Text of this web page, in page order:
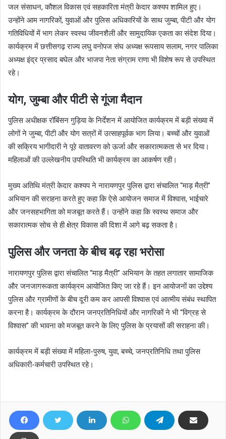
जल संसाधन, कौशल विकास एवं सहकारिता मंत्री केदार कश्यप शामिल हुए।
उन्होंने आम नागरिकों, युवाओं और पुलिस अधिकारियों के साथ जुम्बा, पीटी और योग
गतिविधियों में भाग लेकर स्वस्थ जीवनशैली और सामुदायिक एकता का संदेश दिया।
कार्यक्रम में छत्तीसगढ़ राज्य लघु वनोपज संघ अध्यक्ष रूपसाय सलाम, नगर पालिका
अध्यक्ष इंद्र प्रसाद बघेल और भाजपा नेता संग्राम राणा भी विशेष रूप से उपस्थित
रहे।
योग, जुम्बा और पीटी से गूंजा मैदान
पुलिस अधीक्षक रॉबिंसन गुड़िया के निर्देशन में आयोजित कार्यक्रम में बड़ी संख्या में
लोगों ने जुम्बा, पीटी और योग सत्रों में उत्साहपूर्वक भाग लिया। बच्चों और युवाओं
की सक्रिय भागीदारी ने पूरे वातावरण को ऊर्जा और सकारात्मकता से भर दिया।
महिलाओं की उल्लेखनीय उपस्थिति भी कार्यक्रम का आकर्षण रही।
मुख्य अतिथि मंत्री केदार कश्यप ने नारायणपुर पुलिस द्वारा संचालित “माड़ मैत्री”
अभियान की सराहना करते हुए कहा कि ऐसे आयोजन समाज में विश्वास, भाईचारे
और जनसहभागिता को मजबूत करते हैं। उन्होंने कहा कि स्वस्थ समाज और
सकारात्मक सोच से ही क्षेत्र विकास की दिशा में आगे बढ़ सकता है।
पुलिस और जनता के बीच बढ़ रहा भरोसा
नारायणपुर पुलिस द्वारा संचालित “माड़ मैत्री” अभियान के तहत लगातार सामाजिक
और जनजागरूकता कार्यक्रम आयोजित किए जा रहे हैं। इन आयोजनों का उद्देश्य
पुलिस और ग्रामीणों के बीच दूरी कम कर आपसी विश्वास एवं आत्मीय संबंध स्थापित
करना है। कार्यक्रम के दौरान जनप्रतिनिधियों और नागरिकों ने भी “विग्रह से
विश्वास” की भावना को मजबूत करने के लिए पुलिस के प्रयासों की सराहना की।
कार्यक्रम में बड़ी संख्या में महिला-पुरुष, युवा, बच्चे, जनप्रतिनिधि तथा पुलिस
अधिकारी-कर्मचारी उपस्थित रहे।